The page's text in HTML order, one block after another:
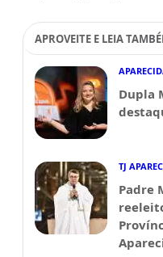
APROVEITE E LEIA
Dupla
TJ
Padre